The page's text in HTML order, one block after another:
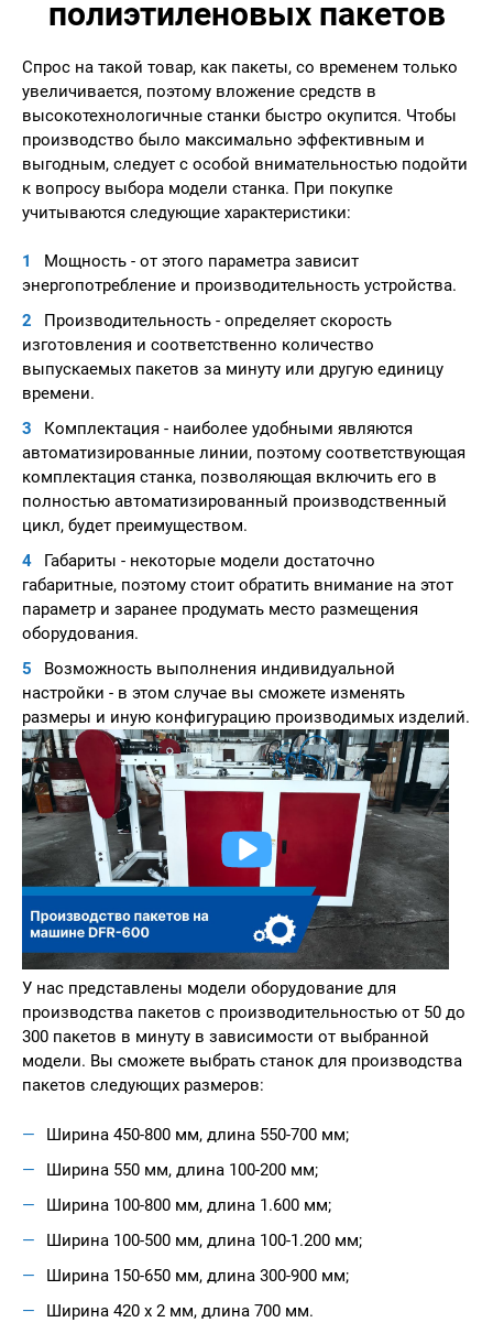
полиэтиленовых пакетов
Спрос на такой товар, как пакеты, со временем только
увеличивается, поэтому вложение средств в
высокотехнологичные станки быстро окупится. Чтобы
производство было максимально эффективным и
выгодным, следует с особой внимательностью подойти
к вопросу выбора модели станка. При покупке
учитываются следующие характеристики:
Мощность - от этого параметра зависит
энергопотребление и производительность устройства.
Производительность - определяет скорость
изготовления и соответственно количество
выпускаемых пакетов за минуту или другую единицу
времени.
Комплектация - наиболее удобными являются
автоматизированные линии, поэтому соответствующая
комплектация станка, позволяющая включить его в
полностью автоматизированный производственный
цикл, будет преимуществом.
Габариты - некоторые модели достаточно
габаритные, поэтому стоит обратить внимание на этот
параметр и заранее продумать место размещения
оборудования.
Возможность выполнения индивидуальной
настройки - в этом случае вы сможете изменять
размеры и иную конфигурацию производимых изделий.
У нас представлены модели оборудование для
производства пакетов с производительностью от 50 до
300 пакетов в минуту в зависимости от выбранной
модели. Вы сможете выбрать станок для производства
пакетов следующих размеров:
Ширина 450-800 мм, длина 550-700 мм;
Ширина 550 мм, длина 100-200 мм;
Ширина 100-800 мм, длина 1.600 мм;
Ширина 100-500 мм, длина 100-1.200 мм;
Ширина 150-650 мм, длина 300-900 мм;
Ширина 420 х 2 мм, длина 700 мм.